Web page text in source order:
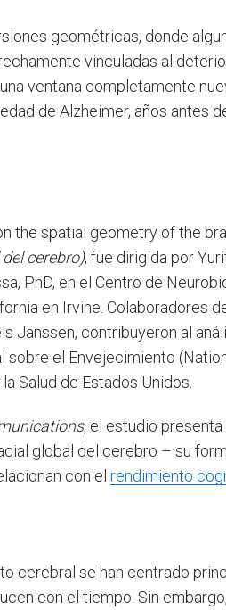
geométricas, donde
vinculadas al
ventana completamente
de Alzheimer, años antes
the spatial geometry of the
cerebro), fue dirigida por
PhD, en el Centro de
en Irvine. Colaboradores
Janssen, contribuyeron al
el Envejecimiento
Salud de Estados Unidos.
, el estudio
global del cerebro – su
con el rendimiento
cerebral se han centrado
con el tiempo. Sin